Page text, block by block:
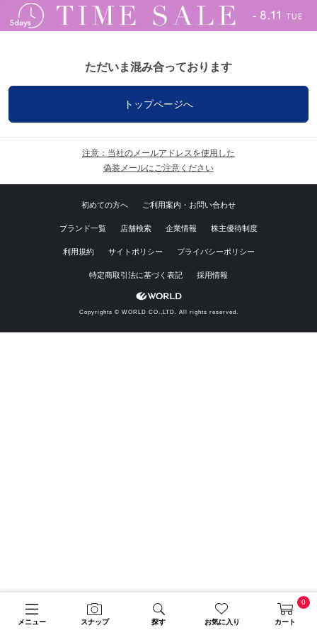
メニュー スナップ 探す お気に入り カート
0
ただいま混み合っております
トップページへ
注意：当社のメールアドレスを使用した
偽装メールにご注意ください
初めての方へ ご利用案内・お問い合わせ
ブランド一覧 店舗検索 企業情報 株主優待制度
利用規約 サイトポリシー プライバシーポリシー
特定商取引法に基づく表記 採用情報
Copyrights © WORLD CO.,LTD. All rights reserved.